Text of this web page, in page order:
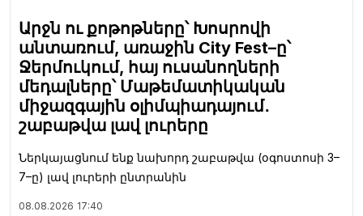
Արջն ու քոթոթները՝ Խոսրովի
անտառում, առաջին City Fest–ը՝
Ջերմուկում, հայ ուսանողների
մեդալները՝ Մաթեմատիկական
միջազգային օլիմպիադայում․
շաբաթվա լավ լուրերը
Ներկայացնում ենք նախորդ շաբաթվա (օգոստոսի 3–
7–ը) լավ լուրերի ընտրանին
08.08.2026 17:40